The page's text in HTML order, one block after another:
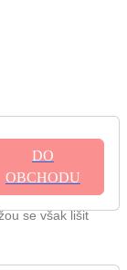
DO
OBCHODU
se však lišit